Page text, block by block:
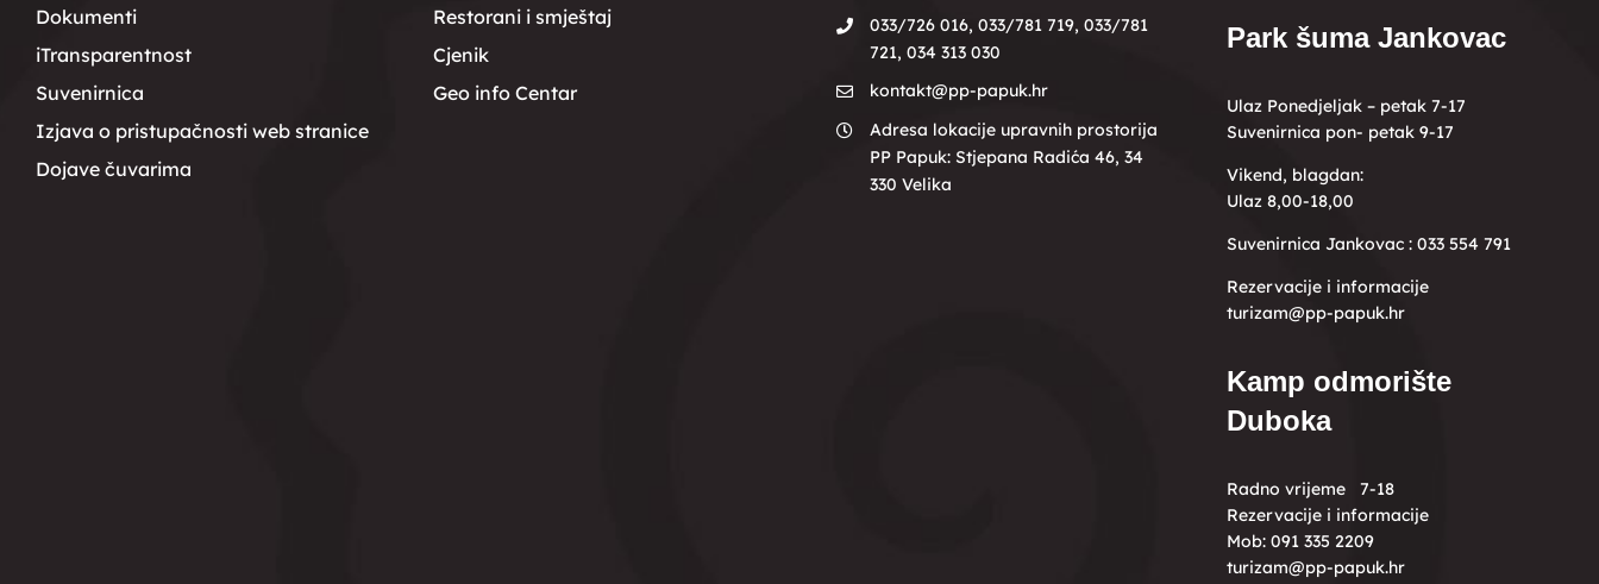
Dokumenti
iTransparentnost
Suvenirnica
Izjava o pristupačnosti web stranice
Dojave čuvarima
Restorani i smještaj
Cjenik
Geo info Centar
033/726 016, 033/781 719, 033/781
721, 034 313 030
kontakt@pp-papuk.hr
Adresa lokacije upravnih prostorija
PP Papuk: Stjepana Radića 46, 34
330 Velika
Park šuma Jankovac
Ulaz Ponedjeljak – petak 7-17
Suvenirnica pon- petak 9-17
Vikend, blagdan:
Ulaz 8,00-18,00
Suvenirnica Jankovac : 033 554 791
Rezervacije i informacije
turizam@pp-papuk.hr
Kamp odmorište
Duboka
Radno vrijeme 7-18
Rezervacije i informacije
Mob: 091 335 2209
turizam@pp-papuk.hr